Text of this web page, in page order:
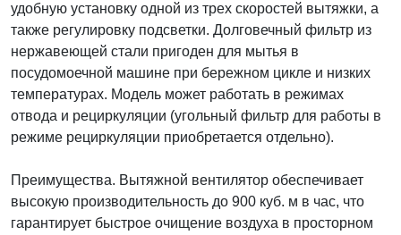
удобную установку одной из трех скоростей вытяжки, а
также регулировку подсветки. Долговечный фильтр из
нержавеющей стали пригоден для мытья в
посудомоечной машине при бережном цикле и низких
температурах. Модель может работать в режимах
отвода и рециркуляции (угольный фильтр для работы в
режиме рециркуляции приобретается отдельно).
Преимущества. Вытяжной вентилятор обеспечивает
высокую производительность до 900 куб. м в час, что
гарантирует быстрое очищение воздуха в просторном